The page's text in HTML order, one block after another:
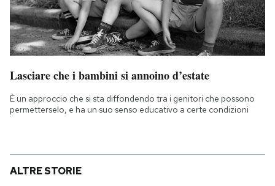
Lasciare che i bambini si annoino d’estate
È un approccio che si sta diffondendo tra i genitori che possono
permetterselo, e ha un suo senso educativo a certe condizioni
ALTRE STORIE